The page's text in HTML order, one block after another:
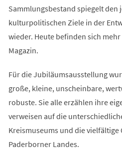
Sammlungsbestand spiegelt den
kulturpolitischen Ziele in der
wieder. Heute befinden sich mehr
Magazin.
Für die Jubiläumsausstellung
große, kleine, unscheinbare,
robuste. Sie alle erzählen ihre
verweisen auf die
Kreismuseums und die vielfältige
Paderborner Landes.